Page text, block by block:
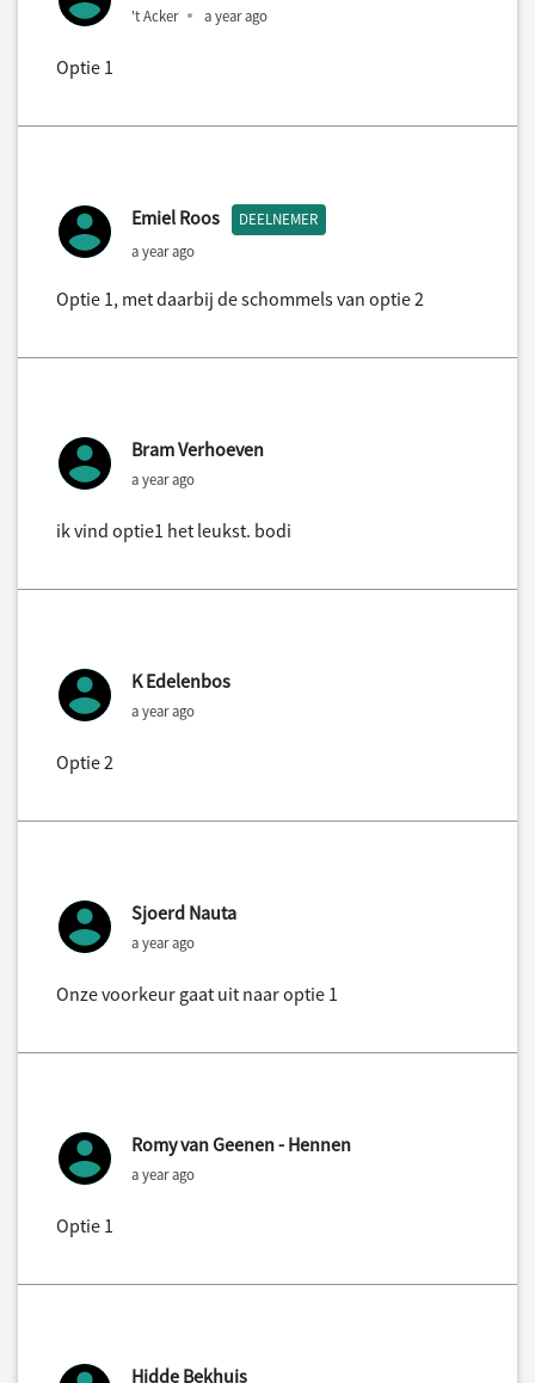
't Acker a year ago
Optie 1
Emiel Roos DEELNEMER
a year ago
Optie 1, met daarbij de schommels van optie 2
Bram Verhoeven
a year ago
ik vind optie1 het leukst. bodi
K Edelenbos
a year ago
Optie 2
Sjoerd Nauta
a year ago
Onze voorkeur gaat uit naar optie 1
Romy van Geenen - Hennen
a year ago
Optie 1
Hidde Bekhuis